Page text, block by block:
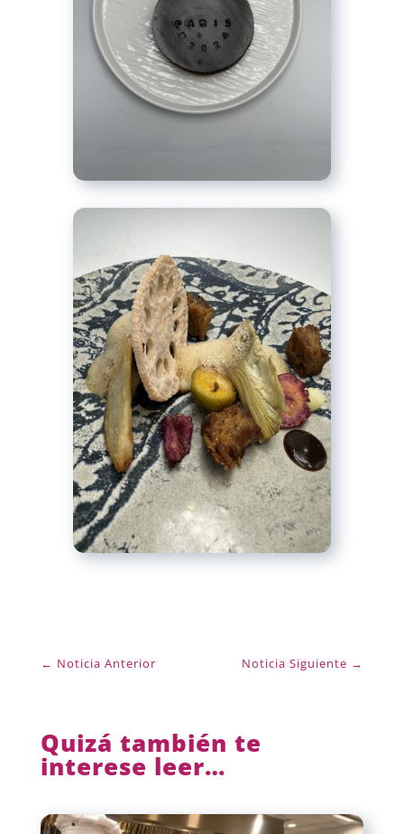
← Noticia Anterior Noticia Siguiente →
Quizá también te
interese leer…